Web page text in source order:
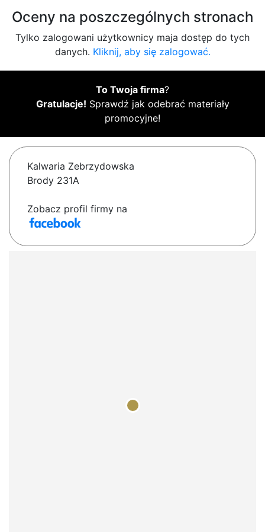
Oceny na poszczególnych stronach
Tylko zalogowani użytkownicy maja dostęp do tych
danych. Kliknij, aby się zalogować.
To Twoja firma?
Gratulacje! Sprawdź jak odebrać materiały
promocyjne!
Kalwaria Zebrzydowska
Brody 231A
Zobacz profil firmy na